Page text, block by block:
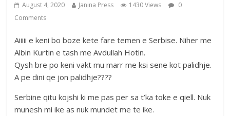
August 4, 2020 Janina Press 1430 Views
0
Comments
Aiiiii e keni bo boze kete fare temen e Serbise. Niher me
Albin Kurtin e tash me Avdullah Hotin.
Qysh bre po keni vakt mu marr me ksi sene kot palidhje.
A pe dini qe jon palidhje????
Serbine qitu kojshi ki me pas per sa t’ka toke e qiell. Nuk
munesh mi ike as nuk mundet me te ike.